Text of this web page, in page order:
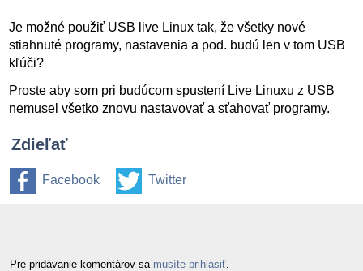
Je možné použiť USB live Linux tak, že všetky nové
stiahnuté programy, nastavenia a pod. budú len v tom USB
kľúči?
Proste aby som pri budúcom spustení Live Linuxu z USB
nemusel všetko znovu nastavovať a sťahovať programy.
Zdieľať
Facebook Twitter
Pre pridávanie komentárov sa musíte prihlásiť